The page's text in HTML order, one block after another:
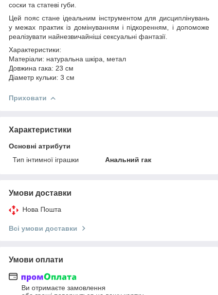
соски та статеві губи.
Цей пояс стане ідеальним інструментом для дисциплінувань
у межах практик із домінуванням і підкоренням, і допоможе
реалізувати найнезвичайніші сексуальні фантазії.
Характеристики:
Матеріали: натуральна шкіра, метал
Довжина гака: 23 см
Діаметр кульки: 3 см
Приховати
Характеристики
Основні атрибути
Тип інтимної іграшки
Анальний гак
Умови доставки
Нова Пошта
Всі умови доставки
Умови оплати
Ви отримаєте замовлення